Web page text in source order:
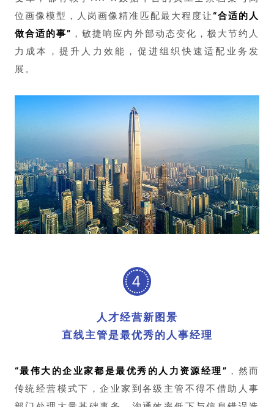
位画像模型，人岗画像精准匹配最大程度让“合适的人
做合适的事” ，敏捷响应内外部动态变化，极大节约人
力成本，提升人力效能，促进组织快速适配业务发
展。
4
人才经营新图景
直线主管是最优秀的人事经理
“最伟大的企业家都是最优秀的人力资源经理” ，然而
传统经营模式下，企业家到各级主管不得不借助人事